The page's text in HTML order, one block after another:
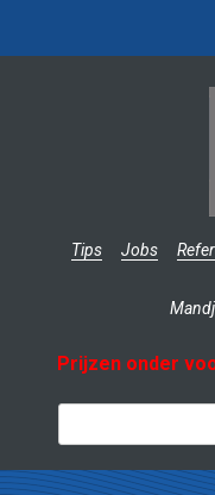
Tips Jobs
Prijzen onder